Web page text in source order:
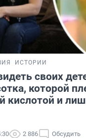
ИСТОРИИ
своих
которой
кислотой и
2 886 Обсудить